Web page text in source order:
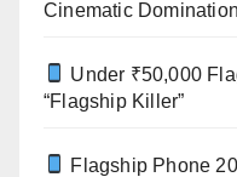
Cinematic Domination
Under ₹50,000
“Flagship Killer”
Flagship Phone